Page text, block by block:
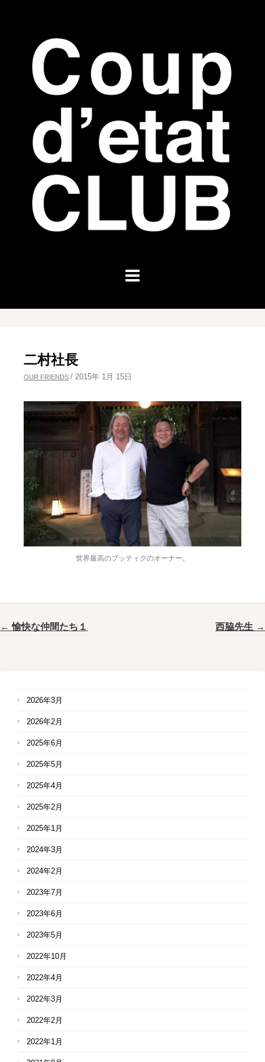
二村社長
OUR FRIENDS / 2015年 1月 15日
世界最高のブッティクのオーナー。
西脇先生 →
← 愉快な仲間たち１
2026年3月
2026年2月
2025年6月
2025年5月
2025年4月
2025年2月
2025年1月
2024年3月
2024年2月
2023年7月
2023年6月
2023年5月
2022年10月
2022年4月
2022年3月
2022年2月
2022年1月